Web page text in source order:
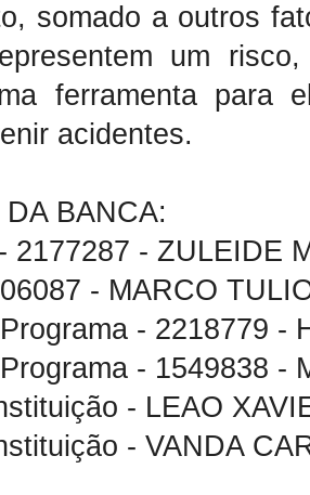
somado a outros
um
ferramenta para
acidentes.
BANCA:
2177287 - ZULEIDE
- MARCO
- 2218779 -
- 1549838 -
- LEAO
- VANDA